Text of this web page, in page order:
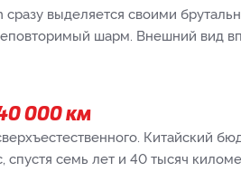
выделяется своими
шарм. Внешний вид
000 км
Китайский
семь лет и 40 тысяч